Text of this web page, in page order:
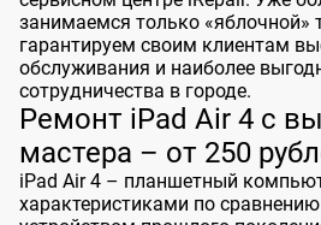
занимаемся только «яблочной»
гарантируем своим клиентам
обслуживания и наиболее
сотрудничества в городе.
Ремонт iPad Air 4 с
мастера – от 250
iPad Air 4 – планшетный
характеристиками по